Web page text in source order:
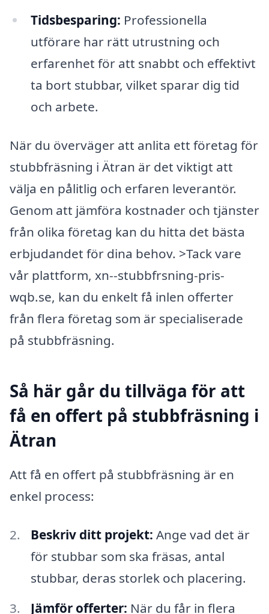
Tidsbesparing: Professionella
utförare har rätt utrustning och
erfarenhet för att snabbt och effektivt
ta bort stubbar, vilket sparar dig tid
och arbete.
När du överväger att anlita ett företag för
stubbfräsning i Ätran är det viktigt att
välja en pålitlig och erfaren leverantör.
Genom att jämföra kostnader och tjänster
från olika företag kan du hitta det bästa
erbjudandet för dina behov. >Tack vare
vår plattform, xn--stubbfrsning-pris-
wqb.se, kan du enkelt få inlen offerter
från flera företag som är specialiserade
på stubbfräsning.
Så här går du tillväga för att
få en offert på stubbfräsning i
Ätran
Att få en offert på stubbfräsning är en
enkel process:
Beskriv ditt projekt: Ange vad det är
för stubbar som ska fräsas, antal
stubbar, deras storlek och placering.
Jämför offerter: När du får in flera